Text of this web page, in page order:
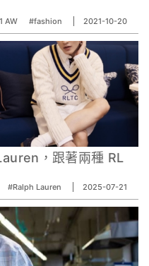
AW #fashion 2021-10-20
，跟著兩種 RL
#Ralph Lauren 2025-07-21